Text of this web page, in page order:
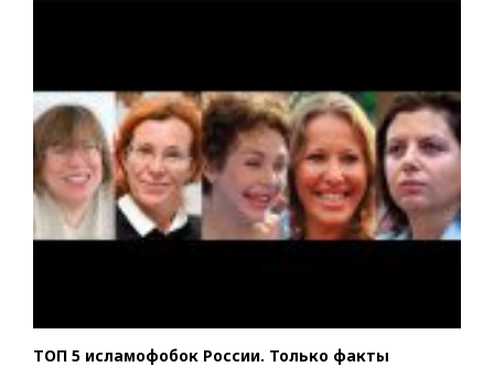
ТОП 5 исламофобок России. Только факты